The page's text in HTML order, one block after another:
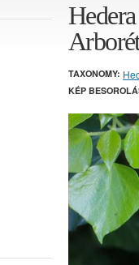
TAXONOMY:
KÉP